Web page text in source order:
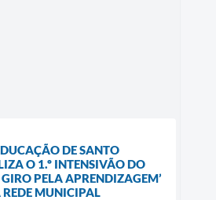
DE SANTO
O 1.º INTENSIVÃO DO
PELA APRENDIZAGEM’
REDE MUNICIPAL